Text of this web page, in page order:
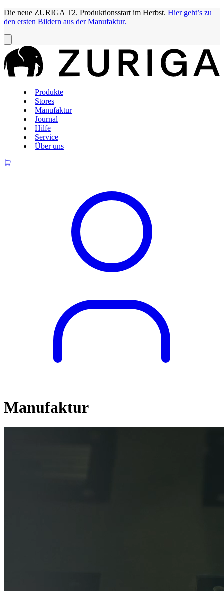
Die neue ZURIGA T2. Produktionsstart im Herbst. Hier geht’s zu
den ersten Bildern aus der Manufaktur.
Produkte
Stores
Manufaktur
Journal
Hilfe
Service
Über uns
Manufaktur